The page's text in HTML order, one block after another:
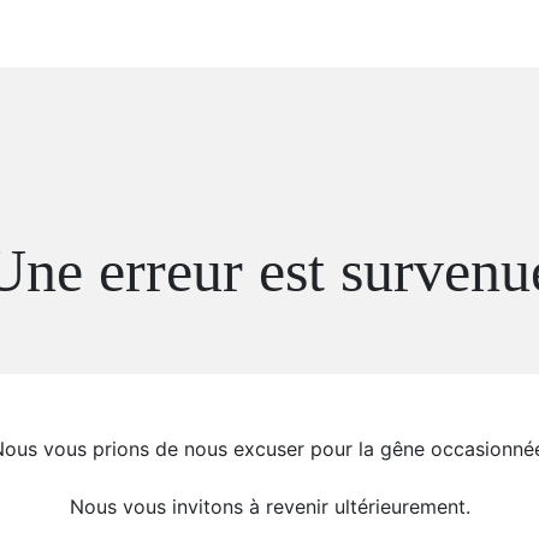
erreur est
vous prions de nous excuser pour la gêne
Nous vous invitons à revenir ultérieurement.